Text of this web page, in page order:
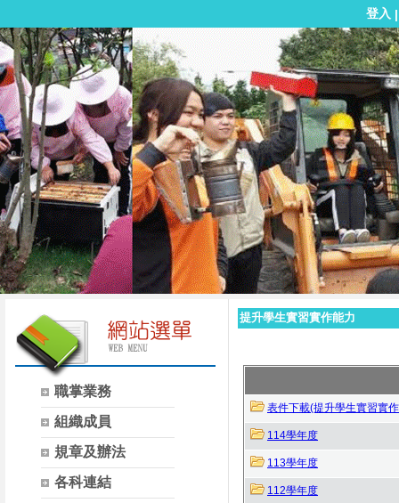
登入
職掌業務
組織成員
規章及辦法
各科連結
提升學生實習實作能力
表件下載(提升學生實習實
114學年度
113學年度
112學年度